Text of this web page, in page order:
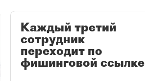
Каждый третий
сотрудник
переходит по
фишинговой ссылке